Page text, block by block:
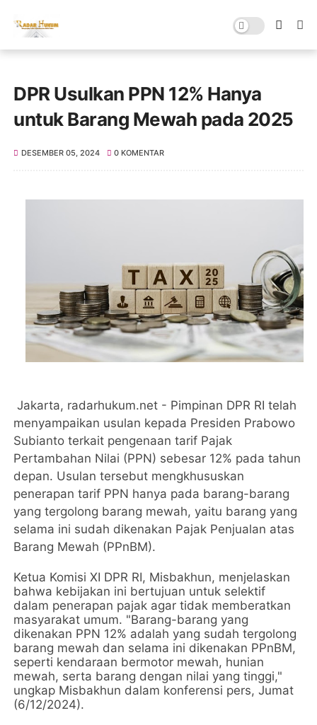
DPR Usulkan PPN 12% Hanya
untuk Barang Mewah pada 2025
DESEMBER 05, 2024 0 KOMENTAR
Jakarta, radarhukum.net - Pimpinan DPR RI telah
menyampaikan usulan kepada Presiden Prabowo
Subianto terkait pengenaan tarif Pajak
Pertambahan Nilai (PPN) sebesar 12% pada tahun
depan. Usulan tersebut mengkhususkan
penerapan tarif PPN hanya pada barang-barang
yang tergolong barang mewah, yaitu barang yang
selama ini sudah dikenakan Pajak Penjualan atas
Barang Mewah (PPnBM).
Ketua Komisi XI DPR RI, Misbakhun, menjelaskan
bahwa kebijakan ini bertujuan untuk selektif
dalam penerapan pajak agar tidak memberatkan
masyarakat umum. "Barang-barang yang
dikenakan PPN 12% adalah yang sudah tergolong
barang mewah dan selama ini dikenakan PPnBM,
seperti kendaraan bermotor mewah, hunian
mewah, serta barang dengan nilai yang tinggi,"
ungkap Misbakhun dalam konferensi pers, Jumat
(6/12/2024).